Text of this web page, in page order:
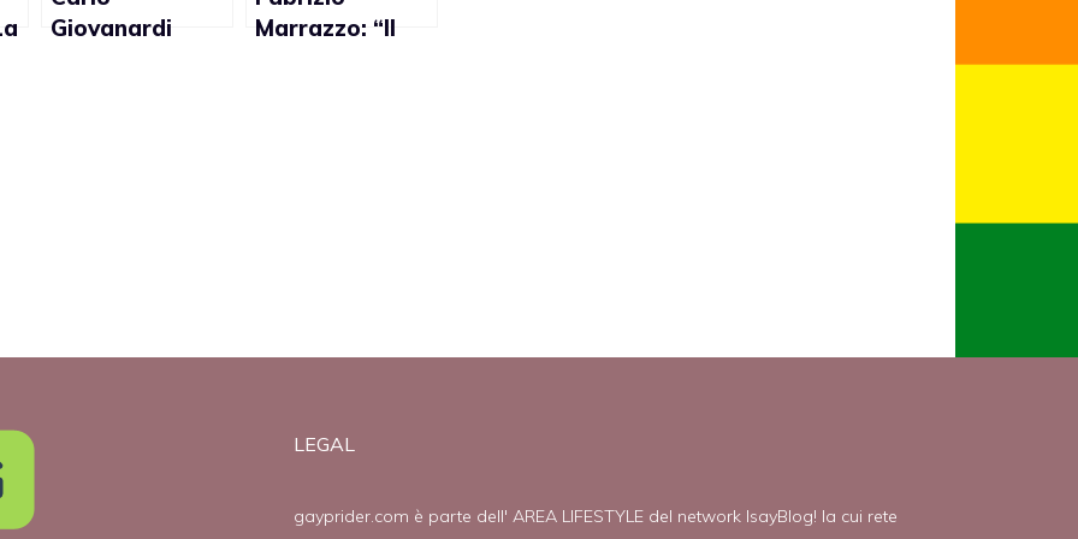
Giovanardi
Marrazzo: “Il
LEGAL
gayprider.com è parte dell' AREA LIFESTYLE del network IsayBlog! la cui rete